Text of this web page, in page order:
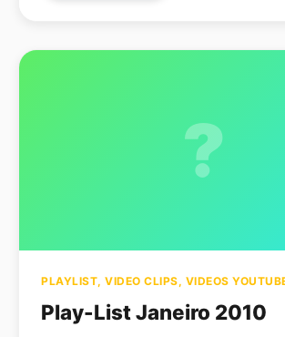
?
PLAYLIST, VIDEO CLIPS, VIDEOS
Play-List Janeiro 2010